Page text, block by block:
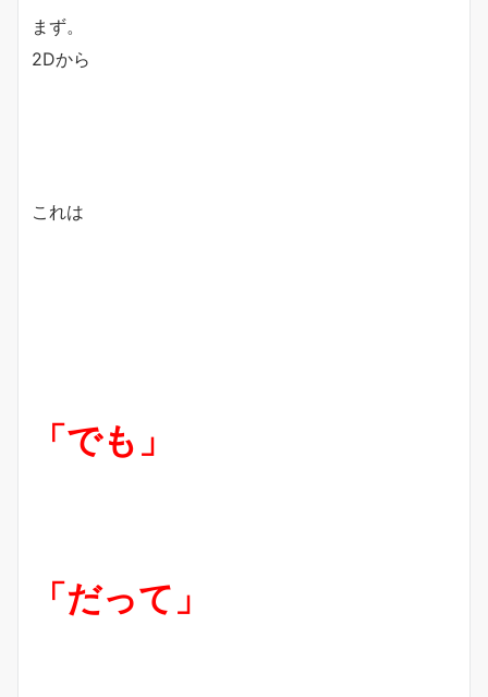
まず。
2Dから
これは
「でも」
「だって」